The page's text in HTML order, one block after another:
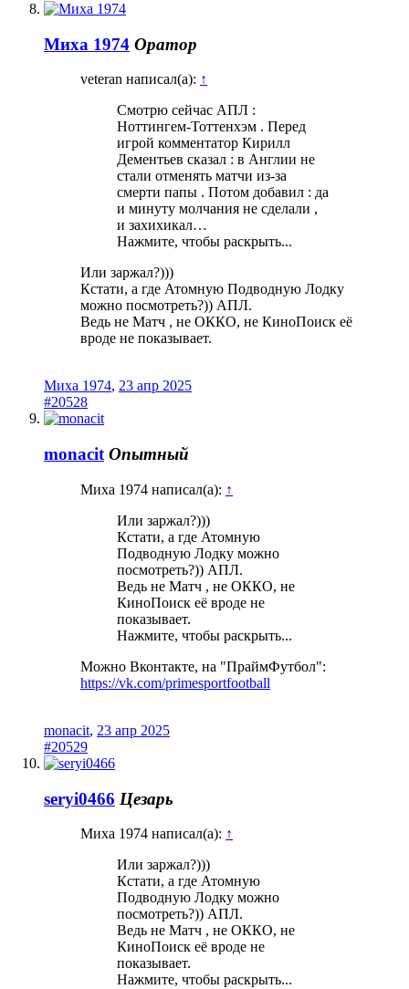
Миха 1974 Оратор
veteran написал(а): ↑
Смотрю сейчас АПЛ :
Ноттингем-Тоттенхэм . Перед
игрой комментатор Кирилл
Дементьев сказал : в Англии не
стали отменять матчи из-за
смерти папы . Потом добавил : да
и минуту молчания не сделали ,
и захихикал…
Нажмите, чтобы раскрыть...
Или заржал?)))
Кстати, а где Атомную Подводную Лодку
можно посмотреть?)) АПЛ.
Ведь не Матч , не ОККО, не КиноПоиск её
вроде не показывает.
Миха 1974, 23 апр 2025
#20528
monacit Опытный
Миха 1974 написал(а): ↑
Или заржал?)))
Кстати, а где Атомную
Подводную Лодку можно
посмотреть?)) АПЛ.
Ведь не Матч , не ОККО, не
КиноПоиск её вроде не
показывает.
Нажмите, чтобы раскрыть...
Можно Вконтакте, на "ПраймФутбол":
https://vk.com/primesportfootball
monacit, 23 апр 2025
#20529
seryi0466 Цезарь
Миха 1974 написал(а): ↑
Или заржал?)))
Кстати, а где Атомную
Подводную Лодку можно
посмотреть?)) АПЛ.
Ведь не Матч , не ОККО, не
КиноПоиск её вроде не
показывает.
Нажмите, чтобы раскрыть...